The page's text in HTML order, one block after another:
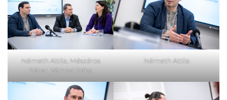
Németh Attila, Mészáros
Péter, Vámosi Réka
Németh Attila